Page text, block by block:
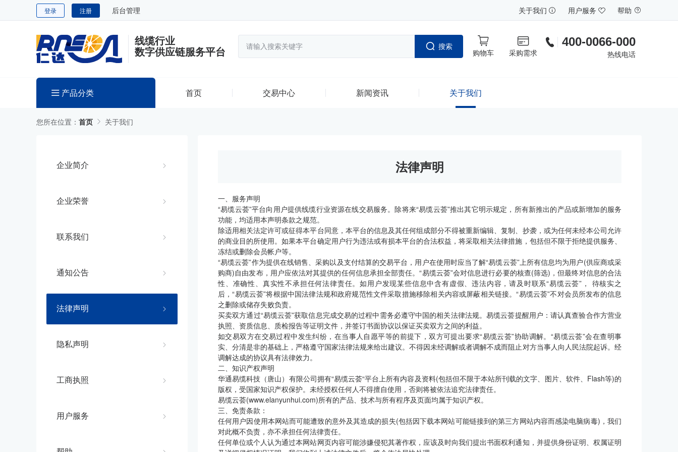
登录 注册 后台管理 关于我们 用户服务 帮助
线缆行业
数字供应链服务平台 搜索
购物车 采购需求
400-0066-000
热线电话
产品分类 首页 交易中心 新闻资讯 关于我们
您所在位置： 首页 关于我们
企业简介
企业荣誉
联系我们
通知公告
法律声明
隐私声明
工商执照
用户服务
法律声明
一、服务声明
“易缆云荟”平台向用户提供线缆行业资源在线交易服务。除将来“易缆云荟”推出其它明示规定，所有新推出的产品或新增加的服务
功能，均适用本声明条款之规范。
除适用相关法定许可或征得本平台同意，本平台的信息及其任何组成部分不得被重新编辑、复制、抄袭，或为任何未经本公司允许
的商业目的所使用。如果本平台确定用户行为违法或有损本平台的合法权益，将采取相关法律措施，包括但不限于拒绝提供服务、
冻结或删除会员帐户等。
“易缆云荟”作为提供在线销售、采购以及支付结算的交易平台，用户在使用时应当了解“易缆云荟”上所有信息均为用户(供应商或采
购商)自由发布，用户应依法对其提供的任何信息承担全部责任。“易缆云荟”会对信息进行必要的核查(筛选)，但最终对信息的合法
性、准确性、真实性不承担任何法律责任。如用户发现某些信息中含有虚假、违法内容，请及时联系“易缆云荟”， 待核实之
后，“易缆云荟”将根据中国法律法规和政府规范性文件采取措施移除相关内容或屏蔽相关链接。“易缆云荟”不对会员所发布的信息
之删除或储存失败负责。
买卖双方通过“易缆云荟”获取信息完成交易的过程中需务必遵守中国的相关法律法规。易缆云荟提醒用户：请认真查验合作方营业
执照、资质信息、质检报告等证明文件，并签订书面协议以保证买卖双方之间的利益。
如交易双方在交易过程中发生纠纷，在当事人自愿平等的前提下，双方可提出要求“易缆云荟”协助调解。“易缆云荟”会在查明事
实、分清是非的基础上，严格遵守国家法律法规来给出建议。不得因未经调解或者调解不成而阻止对方当事人向人民法院起诉。经
调解达成的协议具有法律效力。
二、知识产权声明
华通易缆科技（唐山）有限公司拥有“易缆云荟“平台上所有内容及资料(包括但不限于本站所刊载的文字、图片、软件、Flash等)的
版权，受国家知识产权保护。未经授权任何人不得擅自使用，否则将被依法追究法律责任。
易缆云荟(www.elanyunhui.com)所有的产品、技术与所有程序及页面均属于知识产权。
三、免责条款：
任何用户因使用本网站而可能遭致的意外及其造成的损失(包括因下载本网站可能链接到的第三方网站内容而感染电脑病毒)，我们
对此概不负责，亦不承担任何法律责任。
任何单位或个人认为通过本网站网页内容可能涉嫌侵犯其著作权，应该及时向我们提出书面权利通知，并提供身份证明、权属证明